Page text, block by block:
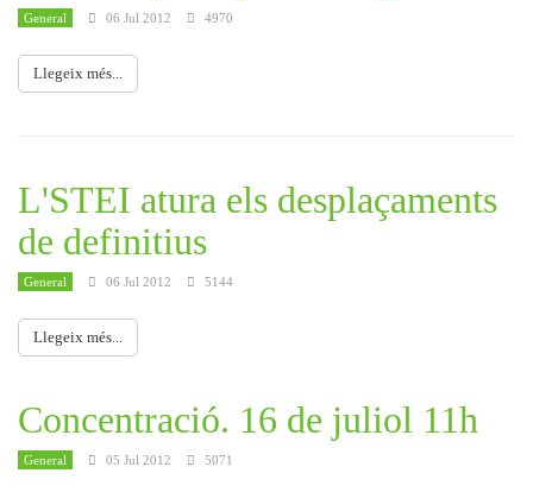
General 06 Jul 2012 4970
Llegeix més...
L'STEI atura els desplaçaments
de definitius
General 06 Jul 2012 5144
Llegeix més...
Concentració. 16 de juliol 11h
General 05 Jul 2012 5071